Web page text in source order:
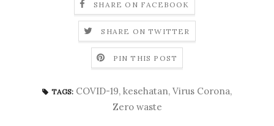
SHARE ON FACEBOOK
SHARE ON TWITTER
PIN THIS POST
TAGS: COVID-19, kesehatan, Virus Corona,
Zero waste